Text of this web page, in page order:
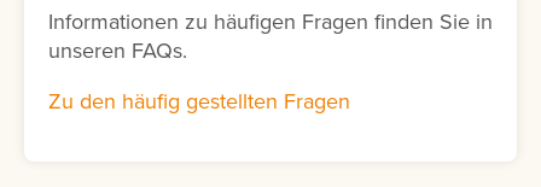
Informationen zu häufigen Fragen finden Sie in
unseren FAQs.
Zu den häufig gestellten Fragen